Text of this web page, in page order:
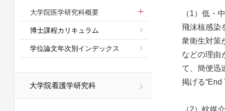
大学院医学研究科概要
博士課程カリキュラム
学位論文年次別インデックス
大学院看護学研究科
（1）低・
飛沫核感染
衆衛生対策
などの理由
て、簡便迅
掲げる“End